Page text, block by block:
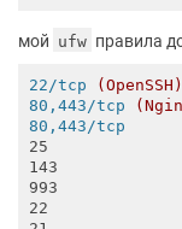
мой ufw правила
22/tcp
80,443/tcp
80,443/tcp
25
143
993
22